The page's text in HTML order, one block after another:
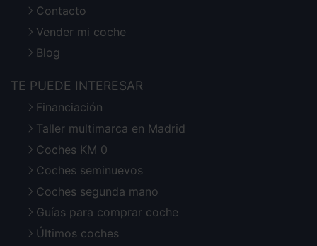
Contacto
Vender mi coche
Blog
TE PUEDE INTERESAR
Financiación
Taller multimarca en Madrid
Coches KM 0
Coches seminuevos
Coches segunda mano
Guías para comprar coche
Últimos coches